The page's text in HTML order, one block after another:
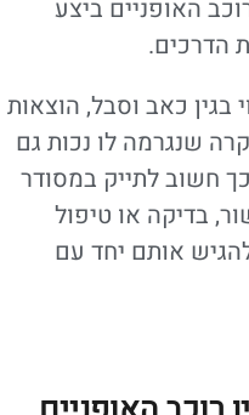
האופניים ביצע
הדרכים.
בגין כאב וסבל, הוצאות
שנגרמה לו נכות גם
חשוב לתייק במסודר
בדיקה או טיפול
אותם יחד עם